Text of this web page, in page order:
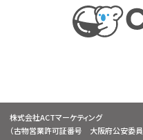
株式会社ACTマーケティング
（古物営業許可証番号 大阪府公安委